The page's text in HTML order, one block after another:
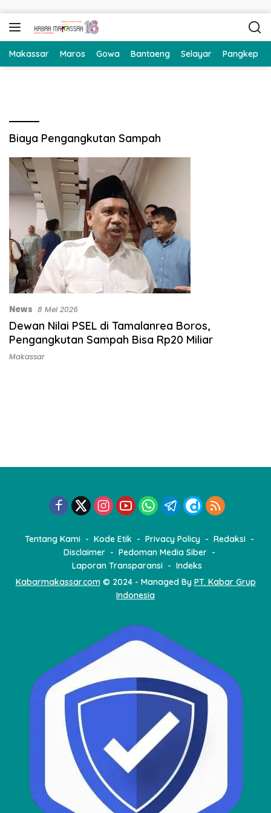
Makassar Maros Gowa Bantaeng Selayar Pangkep
Biaya Pengangkutan Sampah
News 8 Mei 2026
Dewan Nilai PSEL di Tamalanrea Boros,
Pengangkutan Sampah Bisa Rp20 Miliar
Makassar
Tentang Kami Kode Etik Privacy Policy
Redaksi
Disclaimer
Pedoman Media Siber
Laporan Transparansi
Indeks
Kabarmakassar.com© 2024 - Managed By PT. Kabar Grup
Indonesia